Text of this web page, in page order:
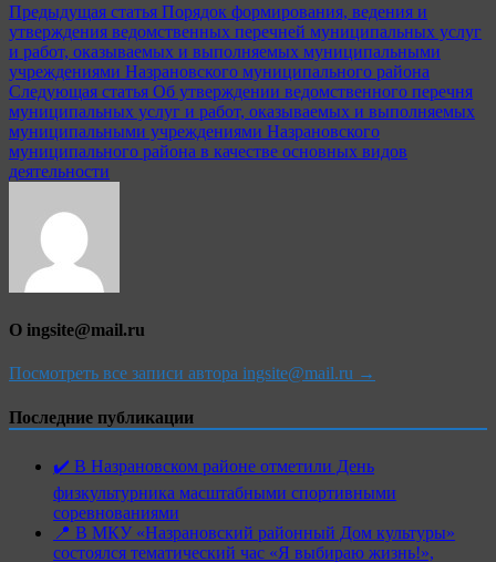
Предыдущая статья Порядок формирования, ведения и
утверждения ведомственных перечней муниципальных услуг
и работ, оказываемых и выполняемых муниципальными
учреждениями Назрановского муниципального района
Следующая статья Об утверждении ведомственного перечня
муниципальных услуг и работ, оказываемых и выполняемых
муниципальными учреждениями Назрановского
муниципального района в качестве основных видов
деятельности
О ingsite@mail.ru
Посмотреть все записи автора ingsite@mail.ru →
Последние публикации
✔️ В Назрановском районе отметили День
физкультурника масштабными спортивными
соревнованиями
📍 В МКУ «Назрановский районный Дом культуры»
состоялся тематический час «Я выбираю жизнь!»,